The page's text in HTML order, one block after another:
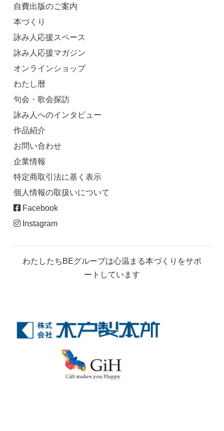
自費出版のご案内
本づくり
詠み人応援スペース
詠み人応援マガジン
オンラインショップ
わたし暦
句会・歌会探訪
詠み人へのインタビュー
作品紹介
お問い合わせ
企業情報
特定商取引法に基く表示
個人情報の取扱いについて
Facebook
Instagram
わたしたちBEグループは心温まる本づくりをサポ
ートしています